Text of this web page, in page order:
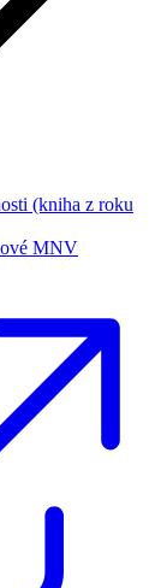
(kniha z roku
MNV